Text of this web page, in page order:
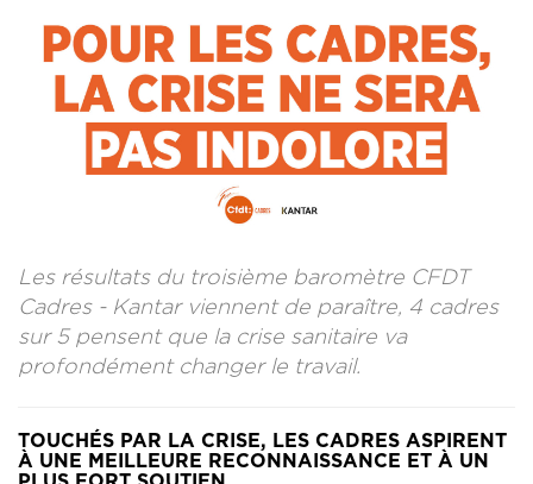
LA REVUE CADRES
LE CREFAC
L’OBSERVATOIRE DES CADRES
Les résultats du troisième baromètre CFDT
Cadres - Kantar viennent de paraître, 4 cadres
sur 5 pensent que la crise sanitaire va
profondément changer le travail.
TOUCHÉS PAR LA CRISE, LES CADRES ASPIRENT
À UNE MEILLEURE RECONNAISSANCE ET À UN